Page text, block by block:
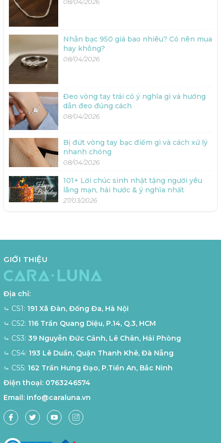
08/04/2026
Nhẫn bạc 950 giá bao nhiêu? Có nên mua
hay không?
08/04/2026
Đeo vòng tay trái có ý nghĩa gì và hướng
dẫn đeo đúng cách
08/04/2026
Bị đứt vòng tay bạc điềm gì và cách xử lý
nhanh chóng
08/04/2026
101+ Lời chúc sinh nhật tặng người yêu
lãng mạn, hài hước & ý nghĩa nhất
27/03/2026
GIỚI THIỆU
Địa chỉ:
⤿ CS1: 191 Xã Đàn, Đống Đa, Hà Nội
⤿ CS2: 116 Trần Quang Diệu, P.14, Q.3, HCM
⤿ CS3: 39 Nguyễn Đức Cảnh, Lê Chân, Hải Phòng
⤿ CS4: 193 Lê Duẩn, Quận Thanh Khê, Đà Nẵng
⤿ CS5: 162 Trần Hưng Đạo, P.Tiền An, Bắc Ninh
Điện thoại: 0763246574
Email: info@caraluna.vn